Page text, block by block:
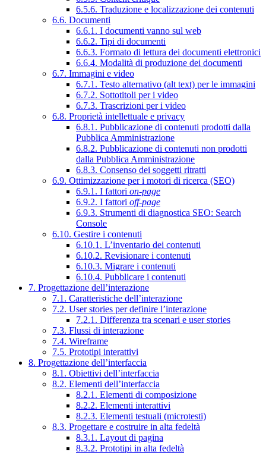
6.5.6. Traduzione e localizzazione dei contenuti
6.6. Documenti
6.6.1. I documenti vanno sul web
6.6.2. Tipi di documenti
6.6.3. Formato di lettura dei documenti elettronici
6.6.4. Modalità di produzione dei documenti
6.7. Immagini e video
6.7.1. Testo alternativo (alt text) per le immagini
6.7.2. Sottotitoli per i video
6.7.3. Trascrizioni per i video
6.8. Proprietà intellettuale e privacy
6.8.1. Pubblicazione di contenuti prodotti dalla
Pubblica Amministrazione
6.8.2. Pubblicazione di contenuti non prodotti
dalla Pubblica Amministrazione
6.8.3. Consenso dei soggetti ritratti
6.9. Ottimizzazione per i motori di ricerca (SEO)
6.9.1. I fattori on-page
6.9.2. I fattori off-page
6.9.3. Strumenti di diagnostica SEO: Search
Console
6.10. Gestire i contenuti
6.10.1. L’inventario dei contenuti
6.10.2. Revisionare i contenuti
6.10.3. Migrare i contenuti
6.10.4. Pubblicare i contenuti
7. Progettazione dell’interazione
7.1. Caratteristiche dell’interazione
7.2. User stories per definire l’interazione
7.2.1. Differenza tra scenari e user stories
7.3. Flussi di interazione
7.4. Wireframe
7.5. Prototipi interattivi
8. Progettazione dell’interfaccia
8.1. Obiettivi dell’interfaccia
8.2. Elementi dell’interfaccia
8.2.1. Elementi di composizione
8.2.2. Elementi interattivi
8.2.3. Elementi testuali (microtesti)
8.3. Progettare e costruire in alta fedeltà
8.3.1. Layout di pagina
8.3.2. Prototipi in alta fedeltà